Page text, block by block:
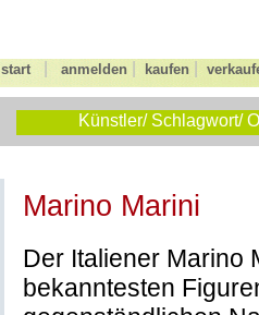
start anmelden kaufen
Künstler/ Schlagwort/
Marino Marini
Der Italiener Marino
bekanntesten